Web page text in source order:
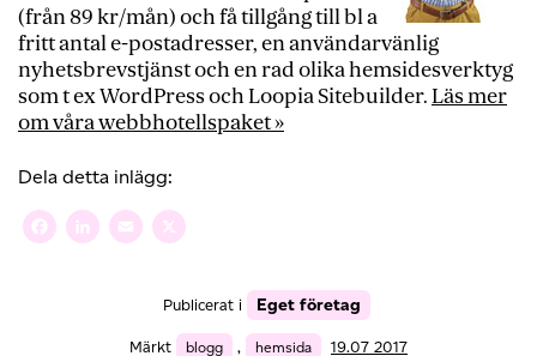
(från 89 kr/mån) och få tillgång till bl a
fritt antal e-postadresser, en användarvänlig
nyhetsbrevstjänst och en rad olika hemsidesverktyg
som t ex WordPress och Loopia Sitebuilder.Läs mer
om våra webbhotellspaket »
Dela detta inlägg:
Facebook
LinkedIn
Email
Publicerat i Eget företag
Märkt blogg , hemsida
19.07 2017